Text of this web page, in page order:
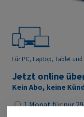
Für PC, Laptop, Tablet
Jetzt online
Kein Abo, keine
1 Monat für nur